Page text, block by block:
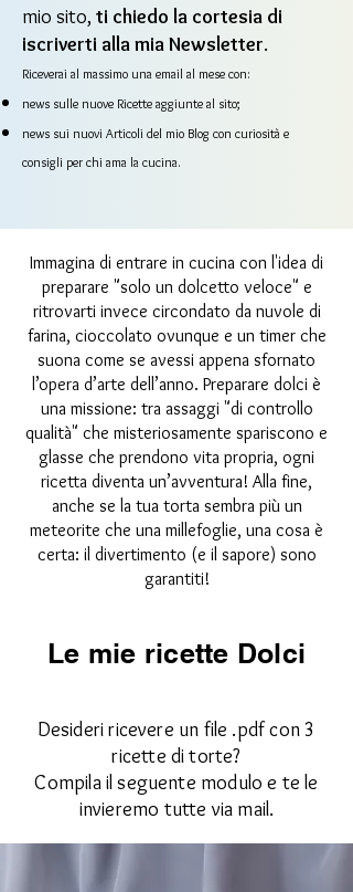
mio sito, ti chiedo la cortesia di
iscriverti alla mia Newsletter.
Riceverai al massimo una email al mese con:
news sulle nuove Ricette aggiunte al sito;
news sui nuovi Articoli del mio Blog con curiosità e
consigli per chi ama la cucina.
Immagina di entrare in cucina con l'idea di
preparare "solo un dolcetto veloce" e
ritrovarti invece circondato da nuvole di
farina, cioccolato ovunque e un timer che
suona come se avessi appena sfornato
l’opera d’arte dell’anno. Preparare dolci è
una missione: tra assaggi "di controllo
qualità" che misteriosamente spariscono e
glasse che prendono vita propria, ogni
ricetta diventa un’avventura! Alla fine,
anche se la tua torta sembra più un
meteorite che una millefoglie, una cosa è
certa: il divertimento (e il sapore) sono
garantiti!
Le mie ricette Dolci
Desideri ricevere un file .pdf con 3
ricette di torte?
Compila il seguente modulo e te le
invieremo tutte via mail.